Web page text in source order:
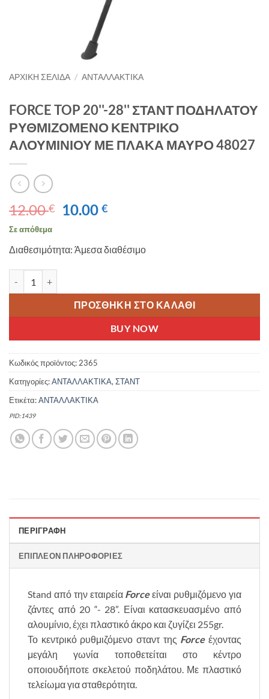
ΑΡΧΙΚΉ ΣΕΛΊΔΑ / ΑΝΤΑΛΛΑΚΤΙΚΑ
FORCE TOP 20''-28'' ΣΤΑΝΤ ΠΟΔΗΛΑΤΟΥ
ΡΥΘΜΙΖΟΜΕΝΟ ΚΕΝΤΡΙΚΟ
ΑΛΟΥΜΙΝΙΟΥ ΜΕ ΠΛΑΚΑ ΜΑΥΡΟ 48027
12.00€
Original
12.00 €.
10.00€Η
είναι:
Σε απόθεμα
Διαθεσιμότητα: Άμεσα διαθέσιμο
ΠΡΟΣΘΉΚΗ ΣΤΟ ΚΑΛΆΘΙ
BUY NOW
Κωδικός προϊόντος: 2365
Κατηγορίες:ΑΝΤΑΛΛΑΚΤΙΚΑ, ΣΤΑΝΤ
Ετικέτα:ΑΝΤΑΛΛΑΚΤΙΚΑ
PID:1439
ΠΕΡΙΓΡΑΦΉ
ΕΠΙΠΛΈΟΝ ΠΛΗΡΟΦΟΡΊΕΣ
Stand από την εταιρεία Forceείναι ρυθμιζόμενο για
ζάντες από 20 “- 28”. Είναι κατασκευασμένο από
αλουμίνιο, έχει πλαστικό άκρο και ζυγίζει 255gr.
Το κεντρικό ρυθμιζόμενο σταντ της Forceέχοντας
μεγάλη γωνία τοποθετείται στο κέντρο
οποιουδήποτε σκελετού ποδηλάτου. Με πλαστικό
τελείωμα για σταθερότητα.